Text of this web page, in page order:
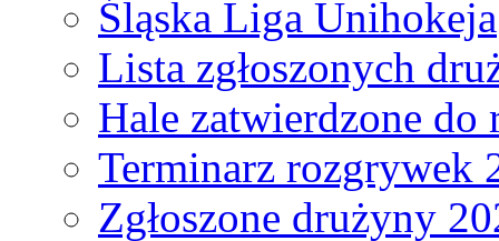
Śląska Liga Unihokeja
Lista zgłoszonych
Hale zatwierdzone do
Terminarz rozgrywek
Zgłoszone drużyny